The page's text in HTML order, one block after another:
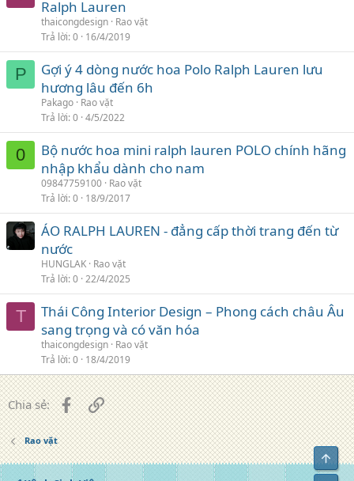
Ralph Lauren
thaicongdesign Rao vặt
Trả lời 0 16/4/2019
P
Gợi ý 4 dòng nước hoa Polo Ralph Lauren lưu
hương lâu đến 6h
Pakago Rao vặt
Trả lời 0 4/5/2022
0
Bộ nước hoa mini ralph lauren POLO chính hãng
nhập khẩu dành cho nam
09847759100 Rao vặt
Trả lời 0 18/9/2017
ÁO RALPH LAUREN - đẳng cấp thời trang đến từ
nước
HUNGLAK Rao vặt
Trả lời 0 22/4/2025
T
Thái Công Interior Design – Phong cách châu Âu
sang trọng và có văn hóa
thaicongdesign Rao vặt
Trả lời 0 18/4/2019
Chia sẻ: FacebookLiên kết
Rao vặt
Top